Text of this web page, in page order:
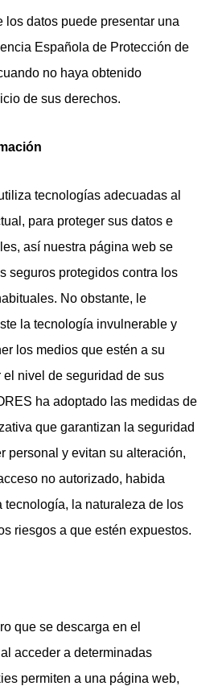
los datos puede presentar una
Española de Protección de
no haya obtenido
de sus derechos.
tecnologías adecuadas al
para proteger sus datos e
así nuestra página web se
seguros protegidos contra los
No obstante, le
la tecnología invulnerable y
los medios que estén a su
nivel de seguridad de sus
ha adoptado las medidas de
que garantizan la seguridad
personal y evitan su alteración,
no autorizado, habida
tecnología, la naturaleza de los
riesgos a que estén expuestos.
que se descarga en el
acceder a determinadas
permiten a una página web,